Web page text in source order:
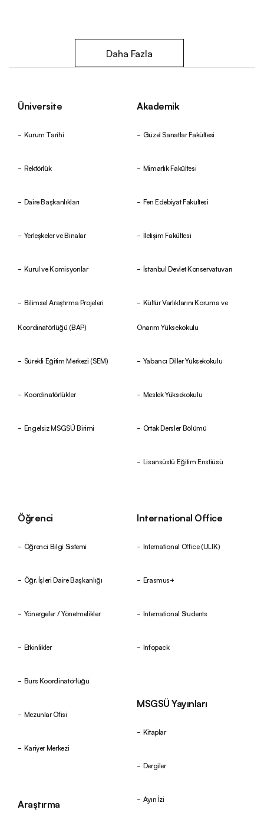
Daha Fazla
Üniversite
Kurum Tarihi
Rektörlük
Daire Başkanlıkları
Yerleşkeler ve Binalar
Kurul ve Komisyonlar
Bilimsel Araştırma Projeleri
Koordinatörlüğü (BAP)
Sürekli Eğitim Merkezi (SEM)
Koordinatörlükler
Engelsiz MSGSÜ Birimi
Akademik
Güzel Sanatlar Fakültesi
Mimarlık Fakültesi
Fen Edebiyat Fakültesi
İletişim Fakültesi
İstanbul Devlet Konservatuvarı
Kültür Varlıklarını Koruma ve
Onarım Yüksekokulu
Yabancı Diller Yüksekokulu
Meslek Yüksekokulu
Ortak Dersler Bölümü
Lisansüstü Eğitim Enstiüsü
Öğrenci
Öğrenci Bilgi Sistemi
Öğr. İşleri Daire Başkanlığı
Yönergeler / Yönetmelikler
Etkinlikler
Burs Koordinatörlüğü
Mezunlar Ofisi
Kariyer Merkezi
Araştırma
International Office
International Office (ULIK)
Erasmus+
International Students
Infopack
MSGSÜ Yayınları
Kitaplar
Dergiler
Ayın İzi